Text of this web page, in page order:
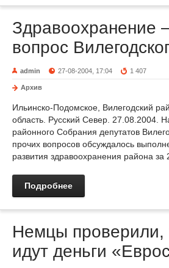
Здравоохранение
вопрос
admin 27-08-2004, 17:04 1 407
Архив
Ильинско-Подомское, Вилегодский
область. Русский Север. 27.08.2004.
районного Собрания депутатов
прочих вопросов обсуждалось
развития здравоохранения района за
Подробнее
Немцы проверили,
идут деньги